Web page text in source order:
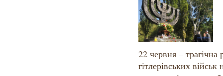
22 червня –
гітлерівських